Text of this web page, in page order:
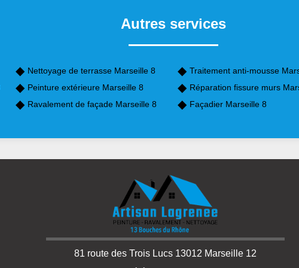
Autres services
Nettoyage de terrasse Marseille 8
Peinture extérieure Marseille 8
Ravalement de façade Marseille 8
Traitement anti-mousse
Réparation fissure murs
Façadier Marseille 8
81 route des Trois Lucs 13012 Marseille 12